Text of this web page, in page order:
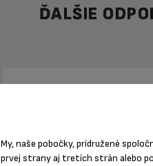
ĎALŠIE
My, naše pobočky, pridružené
prvej strany aj tretích strán alebo